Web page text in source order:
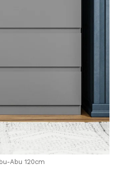
Abu 120cm